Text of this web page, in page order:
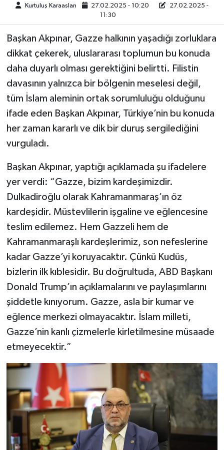
Kurtuluş Karaaslan 27.02.2025 - 10:20
27.02.2025 -
11:30
Başkan Akpınar, Gazze halkının yaşadığı zorluklara
dikkat çekerek, uluslararası toplumun bu konuda
daha duyarlı olması gerektiğini belirtti. Filistin
davasının yalnızca bir bölgenin meselesi değil,
tüm İslam aleminin ortak sorumluluğu olduğunu
ifade eden Başkan Akpınar, Türkiye’nin bu konuda
her zaman kararlı ve dik bir duruş sergilediğini
vurguladı.
Başkan Akpınar, yaptığı açıklamada şu ifadelere
yer verdi: “Gazze, bizim kardeşimizdir.
Dulkadiroğlu olarak Kahramanmaraş’ın öz
kardeşidir. Müstevlilerin işgaline ve eğlencesine
teslim edilemez. Hem Gazzeli hem de
Kahramanmaraşlı kardeşlerimiz, son nefeslerine
kadar Gazze’yi koruyacaktır. Çünkü Kudüs,
bizlerin ilk kıblesidir. Bu doğrultuda, ABD Başkanı
Donald Trump’ın açıklamalarını ve paylaşımlarını
şiddetle kınıyorum. Gazze, asla bir kumar ve
eğlence merkezi olmayacaktır. İslam milleti,
Gazze’nin kanlı çizmelerle kirletilmesine müsaade
etmeyecektir.”
OTOMOTİV
TEKNOLOJİ
YAŞAM
KÜLTÜR SANAT